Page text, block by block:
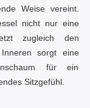
Weise vereint.
nicht nur eine
zugleich den
sorgt eine
für ein
Sitzgefühl.